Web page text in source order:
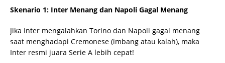
Skenario 1: Inter Menang dan Napoli Gagal Menang
Jika Inter mengalahkan Torino dan Napoli gagal menang
saat menghadapi Cremonese (imbang atau kalah), maka
Inter resmi juara Serie A lebih cepat!